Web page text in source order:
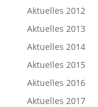
Aktuelles 2012
Aktuelles 2013
Aktuelles 2014
Aktuelles 2015
Aktuelles 2016
Aktuelles 2017